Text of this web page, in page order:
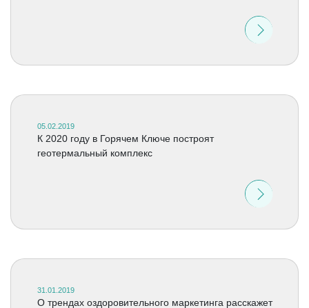
05.02.2019
К 2020 году в Горячем Ключе построят
геотермальный комплекс
31.01.2019
О трендах оздоровительного маркетинга расскажет